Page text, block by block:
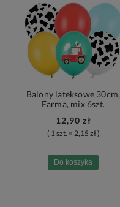
Balony lateksowe 30cm,
Farma, mix 6szt.
12,90 zł
( 1 szt. = 2,15 zł )
Do koszyka